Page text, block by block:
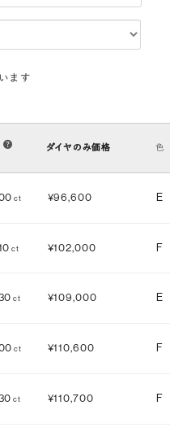
VVS1 IF FL
H&C EX
EXCELLENT
FAINT
ます
ダイヤのみ価格 色
ct ¥96,600 E
ct ¥102,000 F
ct ¥109,000 E
ct ¥110,600 F
ct ¥110,700 F